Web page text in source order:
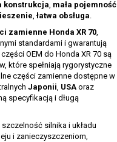
konstrukcja, mała pojemność
, łatwa obsługa.
zamienne Honda XR 70,
standardami i gwarantują
OEM do Honda XR 70 są
które spełniają rygorystyczne
części zamienne dostępne w
Japonii, USA oraz
specyfikacją i długą
silnika i układu
i zanieczyszczeniom,